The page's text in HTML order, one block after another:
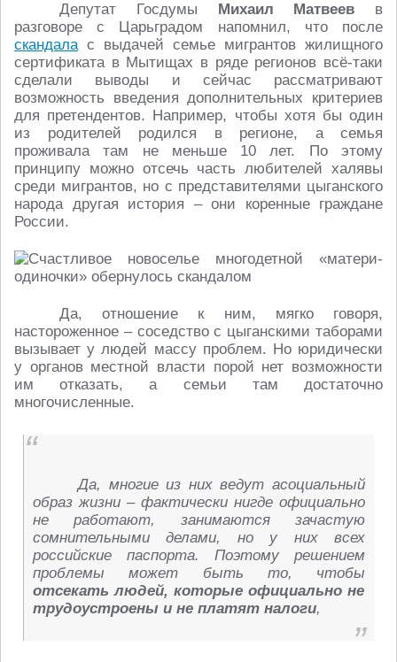
Депутат Госдумы Михаил Матвеев в
разговоре с Царьградом напомнил, что после
скандалас выдачей семье мигрантов жилищного
сертификата в Мытищах в ряде регионов всё-таки
сделали выводы и сейчас рассматривают
возможность введения дополнительных критериев
для претендентов. Например, чтобы хотя бы один
из родителей родился в регионе, а семья
проживала там не меньше 10 лет. По этому
принципу можно отсечь часть любителей халявы
среди мигрантов, но с представителями цыганского
народа другая история – они коренные граждане
России.
Да, отношение к ним, мягко говоря,
настороженное – соседство с цыганскими таборами
вызывает у людей массу проблем. Но юридически
у органов местной власти порой нет возможности
им отказать, а семьи там достаточно
многочисленные.
Да, многие из них ведут асоциальный
образ жизни – фактически нигде официально
не работают, занимаются зачастую
сомнительными делами, но у них всех
российские паспорта. Поэтому решением
проблемы может быть то, чтобы
отсекать людей, которые официально не
трудоустроены и не платят налоги,